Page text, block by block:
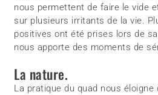
nous permettent de faire le vide
sur plusieurs irritants de la vie.
positives ont été prises lors de
nous apporte des moments de
La nature.
La pratique du quad nous